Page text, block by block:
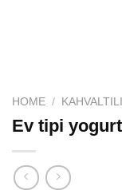
HOME /
Ev tipi